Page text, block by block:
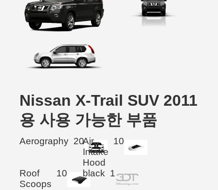
Nissan X-Trail SUV 2011
용 사용 가능한 부품
Aerography 20Air
Intake
Hood
10
Roof
Scoops
10 black 1